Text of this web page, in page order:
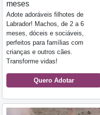
meses
Adote adoráveis filhotes de
Labrador! Machos, de 2 a 6
meses, dóceis e sociáveis,
perfeitos para famílias com
crianças e outros cães.
Transforme vidas!
Quero Adotar